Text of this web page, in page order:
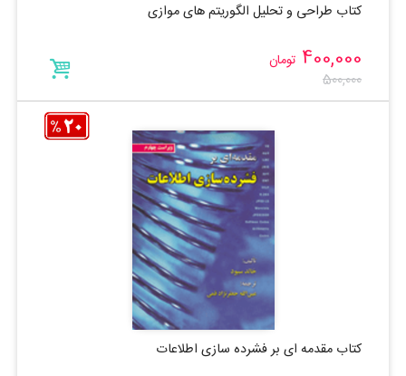
کتاب طراحی و تحلیل الگوریتم های موازی
400,000 تومان
500,000
کتاب مقدمه ای بر فشرده سازی اطلاعات